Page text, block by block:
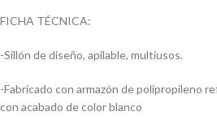
FICHA TÉCNICA:
-Sillón de diseño, apilable, multiusos.
-Fabricado con armazón de polipropileno
con acabado de color blanco